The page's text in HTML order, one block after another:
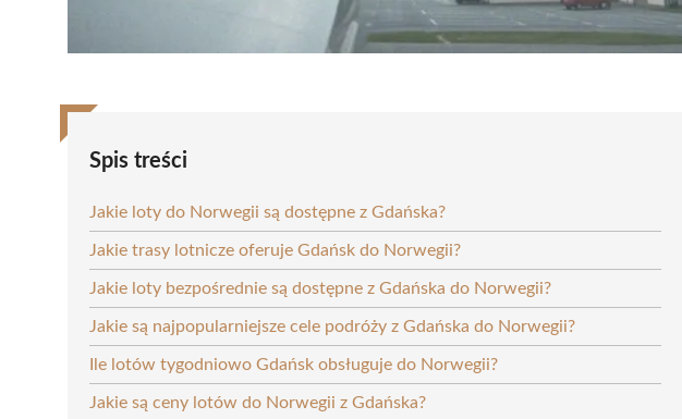
Spis treści
Jakie loty do Norwegii są dostępne z Gdańska?
Jakie trasy lotnicze oferuje Gdańsk do Norwegii?
Jakie loty bezpośrednie są dostępne z Gdańska do Norwegii?
Jakie są najpopularniejsze cele podróży z Gdańska do Norwegii?
Ile lotów tygodniowo Gdańsk obsługuje do Norwegii?
Jakie są ceny lotów do Norwegii z Gdańska?